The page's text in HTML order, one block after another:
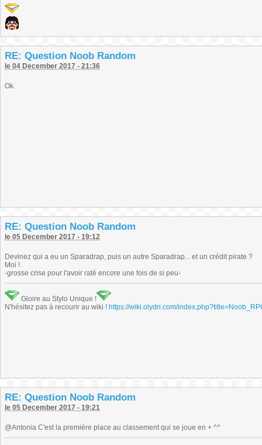
RE: Question Noob Random
le 04 December 2017 - 21:36
Ok.
RE: Question Noob Random
le 05 December 2017 - 19:12
Devinez qui a eu un Sparadrap, puis un autre Sparadrap... et un crédit pirate ?
Moi !
-grosse crise pour l'avoir raté encore une fois de si peu-
Gloire au Stylo Unique !
N'hésitez pas à recourir au wiki ! https://wiki.olydri.com/
RE: Question Noob Random
le 05 December 2017 - 19:21
@Antonia C'est la première place au classement qui se joue en + ^^